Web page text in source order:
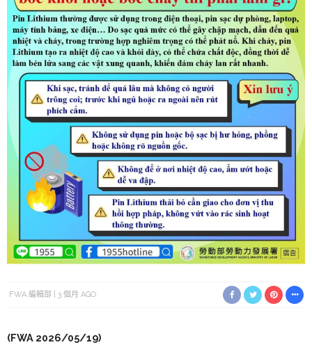
FWA 編輯部 3 個月 AGO
(FWA 2026/05/19)